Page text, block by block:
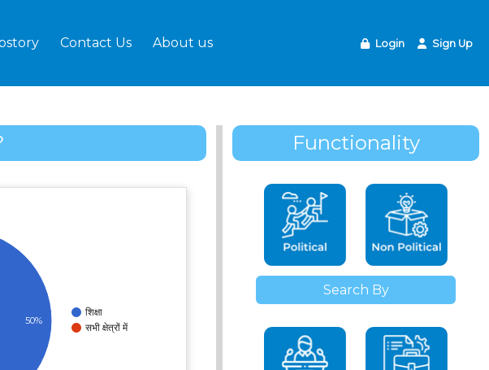
Contact Us About us Login Sign Up
शिक्षा
सभी क्षेत्रों में
50%
Functionality
Search By